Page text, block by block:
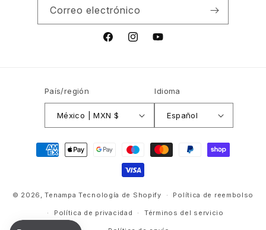
Correo electrónico
FacebookInstagramYouTube
País/región
México | MXN $
Idioma
Español
Formas
© 2026,Tenampa Tecnología de Shopify Política de reembolso
Política de privacidad Términos del servicio